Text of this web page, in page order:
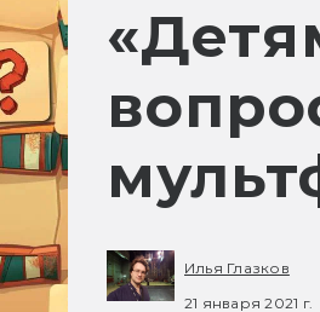
Илья Глазков
21 января 2021 г.